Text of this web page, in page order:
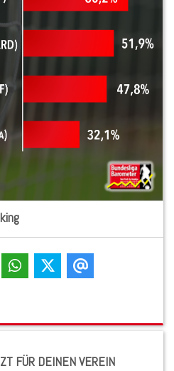
FÜR DEINEN VEREIN